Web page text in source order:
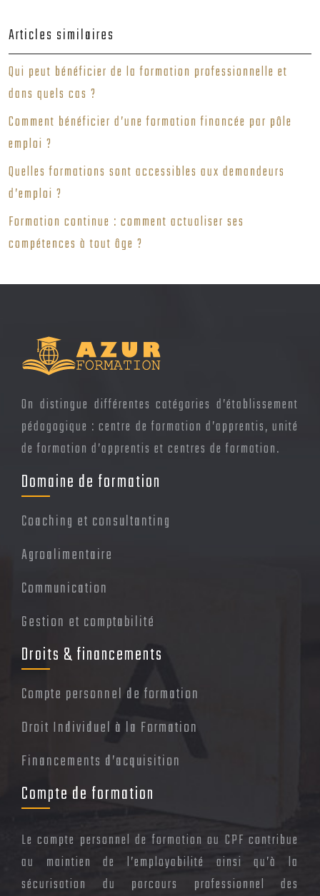
Articles similaires
Qui peut bénéficier de la formation professionnelle et
dans quels cas ?
Comment bénéficier d’une formation financée par pôle
emploi ?
Quelles formations sont accessibles aux demandeurs
d’emploi ?
Formation continue : comment actualiser ses
compétences à tout âge ?
On distingue différentes catégories d’établissement
pédagogique : centre de formation d’apprentis, unité
de formation d’apprentis et centres de formation.
Domaine de formation
Coaching et consultanting
Agroalimentaire
Communication
Gestion et comptabilité
Droits & financements
Compte personnel de formation
Droit Individuel à la Formation
Financements d’acquisition
Compte de formation
Le compte personnel de formation ou CPF contribue
au maintien de l’employabilité ainsi qu’à la
sécurisation du parcours professionnel des